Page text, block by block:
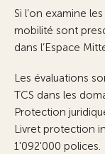
Si l’on examine
mobilité sont
dans l’Espace
Les évaluations
TCS dans les
Protection
Livret protection
1'092'000 polices.